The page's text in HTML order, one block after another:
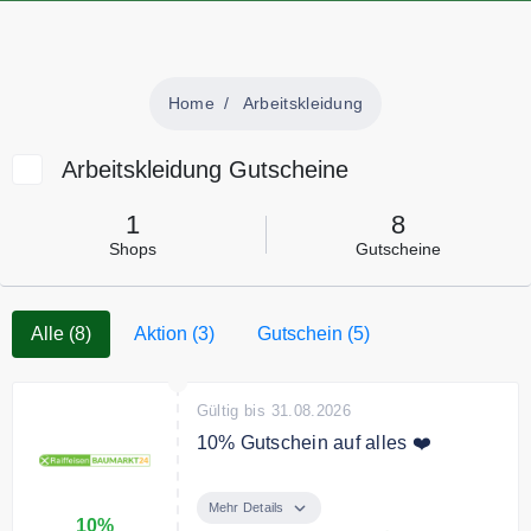
Home Arbeitskleidung
Arbeitskleidung Gutscheine
1
Shops
8
Gutscheine
Alle (8) Aktion (3) Gutschein (5)
10%
Gültig bis 31.08.2026
10% Gutschein auf alles ❤️
RaiffeisenBAUMARKT24
Mehr Details